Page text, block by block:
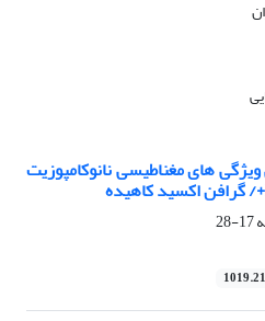
های مغناطیسی نانوکامپوزیت
17-28